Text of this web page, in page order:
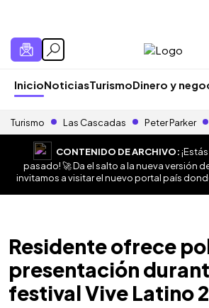
InicioNoticiasTurismoDinero y
Turismo Las Cascadas Peter Parker
CONTENIDO DE ARCHIVO:
pasado! 🚀 Da el salto a la nueva versión
invitamos a visitar el nuevo portal país
Residente ofrece
presentación
festival Vive Latino